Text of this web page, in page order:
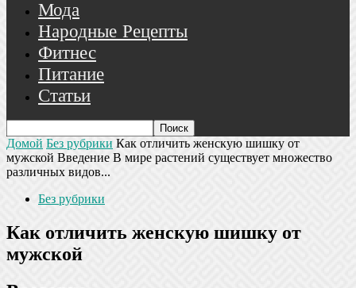
Мода
Народные Рецепты
Фитнес
Питание
Статьи
Домой Без рубрики Как отличить женскую шишку от
мужской Введение В мире растений существует множество
различных видов...
Без рубрики
Как отличить женскую шишку от
мужской